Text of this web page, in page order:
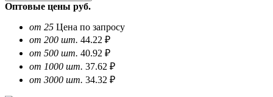
Оптовые цены руб.
от 25 Цена по запросу
от 200 шт. 44.22 ₽
от 500 шт. 40.92 ₽
от 1000 шт. 37.62 ₽
от 3000 шт. 34.32 ₽